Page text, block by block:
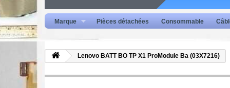
Marque Pièces détachées Consommable
Lenovo BATT BO TP X1 ProModule Ba (03X7216)